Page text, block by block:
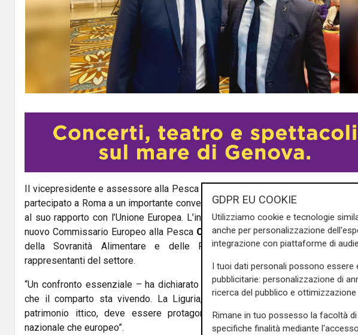
Il vicepresidente e assessore alla Pesca della Regione Liguria
partecipato a Roma a un importante convegno dedicato al futuro della pesca in
al suo rapporto con l’Unione Europea. L’incontro ha visto, tra gli altri, la
nuovo Commissario Europeo alla Pesca Costas Kadise del Ministro
della Sovranità Alimentare e delle Foreste Francesco Lollobrigida,
rappresentanti del settore.
“Un confronto essenziale – ha dichiarato Alessandro Piana – per affrontare
che il comparto sta vivendo. La Liguria, con la sua tradizione secolare
patrimonio ittico, deve essere protagonista nelle strategie future, sia a
nazionale che europeo”.
GDPR EU COOKIE
Utilizziamo cookie e tecnologie
anche per personalizzazione
integrazione con piattaforme di
I tuoi dati personali possono essere
pubblicitarie: personalizzazione di
ricerca del pubblico e ottimizzazione
Rimane in tuo possesso la facoltà
specifiche finalità mediante